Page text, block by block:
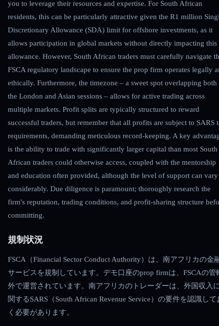
you to leverage their resources and expertise. For South African
residents, this can be particularly attractive given the R1 million
Discretionary Allowance (SDA) limit for offshore investments, as it
allows participation in global markets without directly impacting this
allowance. However, South African traders must carefully navigate
FSCA regulatory landscape to ensure the prop firm operates legally
ethically. Furthermore, the timezone – a sweet spot overlapping both
the London and Asian sessions – allows for active trading across
multiple markets. Profit splits are typically structured to reward
successful traders, but remember that all profits are subject to SARS
requirements, demanding meticulous record-keeping. A key
is the ability to trade with significantly larger capital than most South
African traders could otherwise access, coupled with the mentorship
and education often provided, although the level of support can vary
considerably. Due diligence is paramount; thoroughly research the
firm's reputation, trading conditions, and profit-sharing structure
committing.
規制状況
FSCA（Financial Sector Conduct Authority）は、南アフリカの金
サービスを規制しています。デモ口座のprop firmは、FSCAの管
外で運営されています。南アフリカのトレーダーは、外国収入
関するSARS（South African Revenue Service）の要件を認識して
く必要があります。